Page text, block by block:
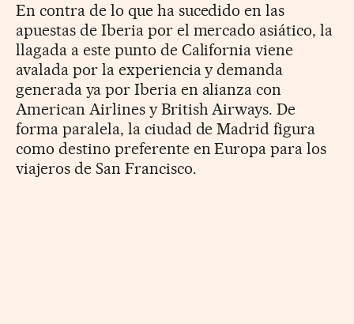
En contra de lo que ha sucedido en las
apuestas de Iberia por el mercado asiático, la
llagada a este punto de California viene
avalada por la experiencia y demanda
generada ya por Iberia en alianza con
American Airlines y British Airways. De
forma paralela, la ciudad de Madrid figura
como destino preferente en Europa para los
viajeros de San Francisco.